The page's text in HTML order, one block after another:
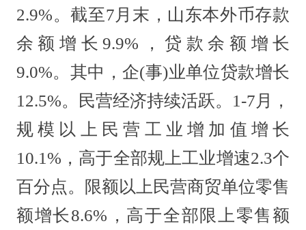
2.9%。截至7月末，山东本外币存款
余额增长9.9%，贷款余额增长
9.0%。其中，企(事)业单位贷款增长
12.5%。民营经济持续活跃。1-7月，
规模以上民营工业增加值增长
10.1%，高于全部规上工业增速2.3个
百分点。限额以上民营商贸单位零售
额增长8.6%，高于全部限上零售额